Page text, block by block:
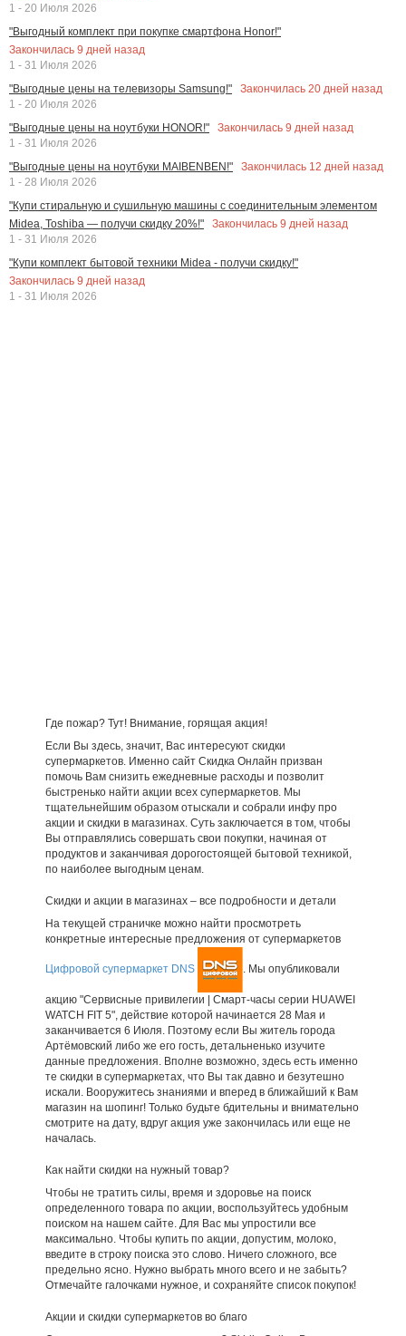
1 - 20 Июля 2026
"Выгодный комплект при покупке смартфона Honor!"
Закончилась 9 дней назад
1 - 31 Июля 2026
"Выгодные цены на телевизоры Samsung!"
Закончилась 20 дней назад
1 - 20 Июля 2026
"Выгодные цены на ноутбуки HONOR!"
Закончилась 9 дней назад
1 - 31 Июля 2026
"Выгодные цены на ноутбуки MAIBENBEN!"
Закончилась 12 дней назад
1 - 28 Июля 2026
"Купи стиральную и сушильную машины с соединительным элементом
Midea, Toshiba — получи скидку 20%!"
Закончилась 9 дней назад
1 - 31 Июля 2026
"Купи комплект бытовой техники Midea - получи скидку!"
Закончилась 9 дней назад
1 - 31 Июля 2026
Где пожар? Тут! Внимание, горящая акция!
Если Вы здесь, значит, Вас интересуют скидки
супермаркетов. Именно сайт Скидка Онлайн призван
помочь Вам снизить ежедневные расходы и позволит
быстренько найти акции всех супермаркетов. Мы
тщательнейшим образом отыскали и собрали инфу про
акции и скидки в магазинах. Суть заключается в том, чтобы
Вы отправлялись совершать свои покупки, начиная от
продуктов и заканчивая дорогостоящей бытовой техникой,
по наиболее выгодным ценам.
Скидки и акции в магазинах – все подробности и детали
На текущей страничке можно найти просмотреть
конкретные интересные предложения от супермаркетов
Цифровой супермаркет DNS . Мы опубликовали
акцию "Сервисные привилегии | Смарт-часы серии HUAWEI
WATCH FIT 5", действие которой начинается 28 Мая и
заканчивается 6 Июля. Поэтому если Вы житель города
Артёмовский либо же его гость, детальненько изучите
данные предложения. Вполне возможно, здесь есть именно
те скидки в супермаркетах, что Вы так давно и безутешно
искали. Вооружитесь знаниями и вперед в ближайший к Вам
магазин на шопинг! Только будьте бдительны и внимательно
смотрите на дату, вдруг акция уже закончилась или еще не
началась.
Как найти скидки на нужный товар?
Чтобы не тратить силы, время и здоровье на поиск
определенного товара по акции, воспользуйтесь удобным
поиском на нашем сайте. Для Вас мы упростили все
максимально. Чтобы купить по акции, допустим, молоко,
введите в строку поиска это слово. Ничего сложного, все
предельно ясно. Нужно выбрать много всего и не забыть?
Отмечайте галочками нужное, и сохраняйте список покупок!
Акции и скидки супермаркетов во благо